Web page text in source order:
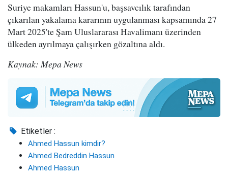
Suriye makamları Hassun'u, başsavcılık tarafından
çıkarılan yakalama kararının uygulanması kapsamında 27
Mart 2025'te Şam Uluslararası Havalimanı üzerinden
ülkeden ayrılmaya çalışırken gözaltına aldı.
Kaynak: Mepa News
Etiketler :
Ahmed Hassun kimdir?
Ahmed Bedreddin Hassun
Ahmed Hassun